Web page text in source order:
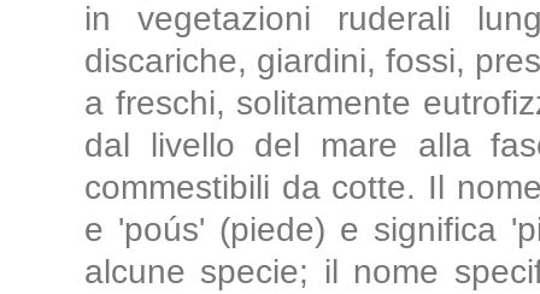
in vegetazioni ruderali
discariche, giardini, fossi,
a freschi, solitamente
dal livello del mare alla
commestibili da cotte. Il
e 'poús' (piede) e significa
alcune specie; il nome